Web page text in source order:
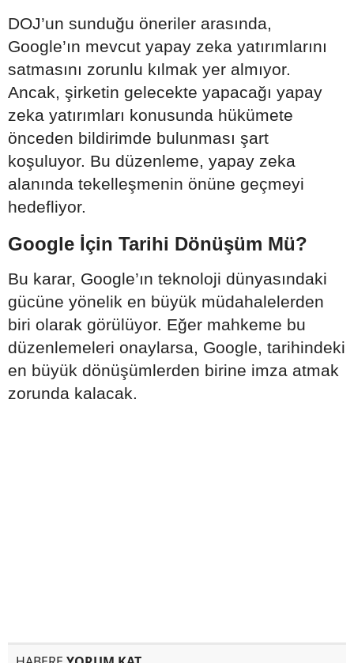
DOJ’un sunduğu öneriler arasında,
Google’ın mevcut yapay zeka yatırımlarını
satmasını zorunlu kılmak yer almıyor.
Ancak, şirketin gelecekte yapacağı yapay
zeka yatırımları konusunda hükümete
önceden bildirimde bulunması şart
koşuluyor. Bu düzenleme, yapay zeka
alanında tekelleşmenin önüne geçmeyi
hedefliyor.
Google İçin Tarihi Dönüşüm Mü?
Bu karar, Google’ın teknoloji dünyasındaki
gücüne yönelik en büyük müdahalelerden
biri olarak görülüyor. Eğer mahkeme bu
düzenlemeleri onaylarsa, Google, tarihindeki
en büyük dönüşümlerden birine imza atmak
zorunda kalacak.